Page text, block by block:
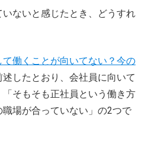
ないと感じたとき、どうすれ
て働くことが向いてない？今の
述したとおり、会社員に向いて
そもそも正社員という働き方
場が合っていない」の2つで